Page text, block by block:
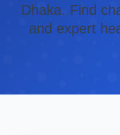
Dhaka. Find
and expert